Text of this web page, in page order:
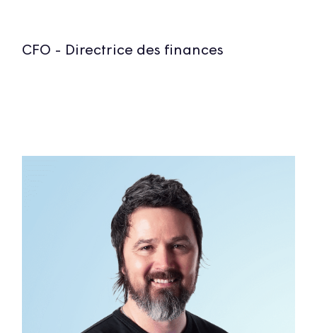
CFO - Directrice des finances